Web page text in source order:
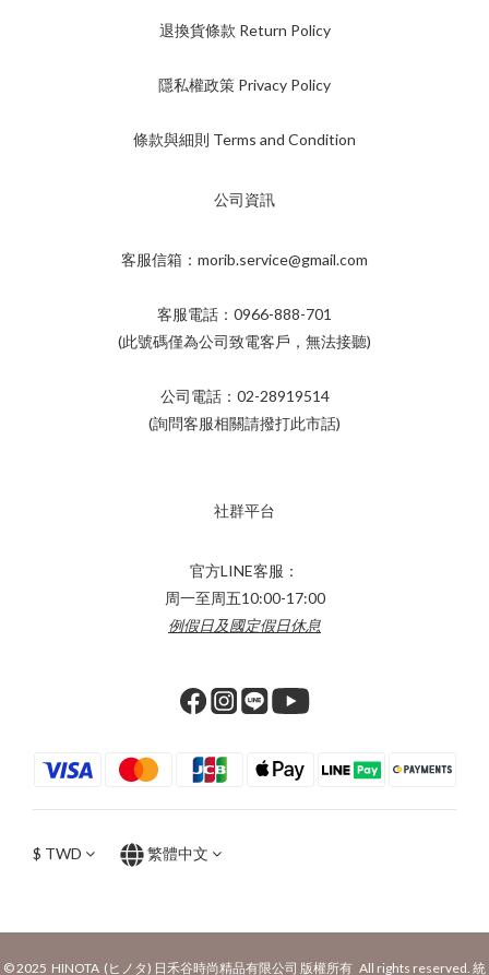
退換貨條款 Return Policy
隱私權政策 Privacy Policy
條款與細則 Terms and Condition
公司資訊
客服信箱：morib.service@gmail.com
客服電話：0966-888-701
(此號碼僅為公司致電客戶，無法接聽)
公司電話：02-28919514
(詢問客服相關請撥打此市話)
社群平台
官方LINE客服：
周一至周五10:00-17:00
例假日及國定假日休息
$ TWD 繁體中文
© 2025 HINOTA (ヒノタ) 日禾谷時尚精品有限公司 版權所有 All rights reserved. 統